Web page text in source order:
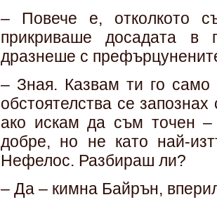
– Повече е, отколкото
прикриваше досадата в
дразнеше с
– Зная. Казвам ти го само
обстоятелства се
ако искам да съм точен
добре, но не като най-
Нефелос. Разбираш ли?
– Да – кимна Байрън,